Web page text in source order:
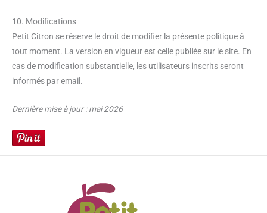
10. Modifications
Petit Citron se réserve le droit de modifier la présente politique à
tout moment. La version en vigueur est celle publiée sur le site. En
cas de modification substantielle, les utilisateurs inscrits seront
informés par email.
Dernière mise à jour : mai 2026